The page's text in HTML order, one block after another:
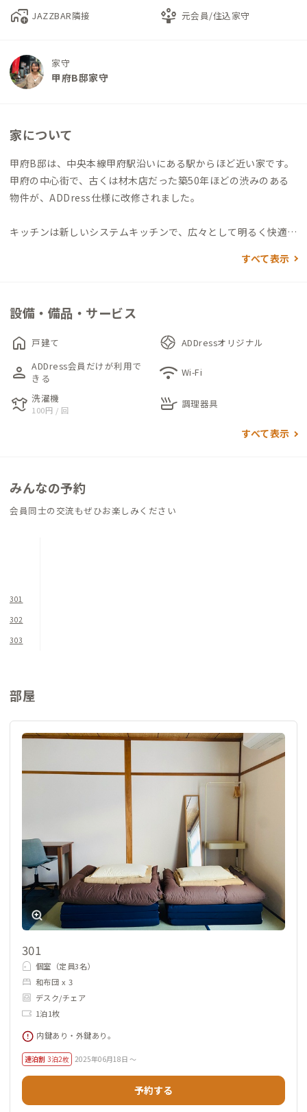
add_home_work JAZZBAR隣接 person_play 元会員/住込家守
家守
甲府B邸家守
家について
甲府B邸は、中央本線甲府駅沿いにある駅からほど近い家です。
甲府の中心街で、古くは材木店だった築50年ほどの渋みのある
物件が、ADDress仕様に改修されました。
キッチンは新しいシステムキッチンで、広々として明るく快適に
ダイニングテーブルとラウンジソファがあり、それぞれの過ごし
ちょっと急な階段を登ると、中2階があり、物置だった部屋がワ
ークスペースになっています。シンプルな室内は集中して作業が
可能です。
さらに階段を登ると踊り場がありリネン類がまとめてあります。
301は、和室で広々した8畳。デスク＆チェアも完備していま
す。302,303は6畳の洋室。こちらもデスク＆チェアがありま
す。301-303の窓はフレームが特殊なタイプでもともと網戸がな
洗濯機と乾燥機も完備されていて、洗濯には困りません。ただ、
イベントなどの際は遅くまで音が聞こえます。朝早い方はご注意
ください。日中は、中心市街地らしい人や車の行き交う音が聞
しれません。
ており、駐車場利用の車両や人が玄関前を行き交います。ご注意
物件の1階の窓にはシャッターが備え付けてあるので、不在時や
夜間などはシャッターを降ろしておくと安心です。
山梨一の繁華街まですぐの物件なので食事や買い物、娯楽など
楽しみも多いですが、夜間の音のことや防犯・安全面の配慮な
ど、家守さんと会員さんで協力して快適に過ごしましょう。
すべて表示
設備・備品・サービス
home 戸建て ADDressオリジナル
person ADDress会員だけが利用で
きる
wifi Wi-Fi
laundry 洗濯機
100円 / 回 skillet 調理器具
すべて表示
みんなの予約
会員同士の交流もぜひお楽しみください
301
302
303
部屋
301
個室（定員3名）
和布団 x 3
デスク/チェア
1泊1枚
内鍵あり・外鍵あり。
連泊割 3泊2枚 2025年06月18日 ～
予約する